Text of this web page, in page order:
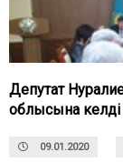
Депутат
облысына келді
09.01.2020